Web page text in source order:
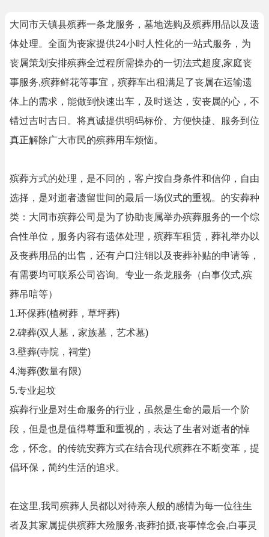
大同市天镇县殡葬一条龙服务，墓地选购及殡葬用品以及遗
体处理。全面为丧家提供24小时人性化的一站式服务，为
丧属策划安排殡葬全过程所需操办的一切法式超度,家庭丧
事服务,殡葬鲜花等事宜，殡葬车出租满足了丧属在运输遗
体上的需求，能做到快速出车，及时送达，安丧属的心，不
错过吉时吉日。将真诚提供明码标价、方便快捷、服务到位
真正解除广大市民的殡葬用车烦恼。
殡葬方式的处理，是不同的，客户按自身条件和信仰，自由
选择，是对逝者遗留世间的最后一场仪式的重视。的安葬种
类：大同市殡葬公司是为了协助丧属举办殡葬服务的一个综
合性单位，服务内容有遗体处理，殡葬车租赁，葬礼举办以
及丧葬用品的出售，还有户口注销以及丧葬补贴的申请等，
有需要均可联系公司咨询。专业一条龙服务（白事仪式,殡
葬吊唁等）
1.环保葬(植树葬，草坪葬)
2.碑葬(双人墓，家族墓，艺术墓)
3.壁葬(寺院，祠堂)
4.海葬(数量有限)
5.专业起坟
殡葬行业是对生命服务的行业，虽然是生命的最后一个阶
段，但是也是值得尊重和重视的，表达了生者对逝者的悼
念，怀念。的传统安葬方式在结合现代殡葬在不断变革，提
倡环保，简约生活的追求。
在这里,我司殡葬人员都以对待亲人般的感情为每一位往生
者及其家属提供殡葬大殓服务,丧葬拍摄,丧事悼念会,白事灵